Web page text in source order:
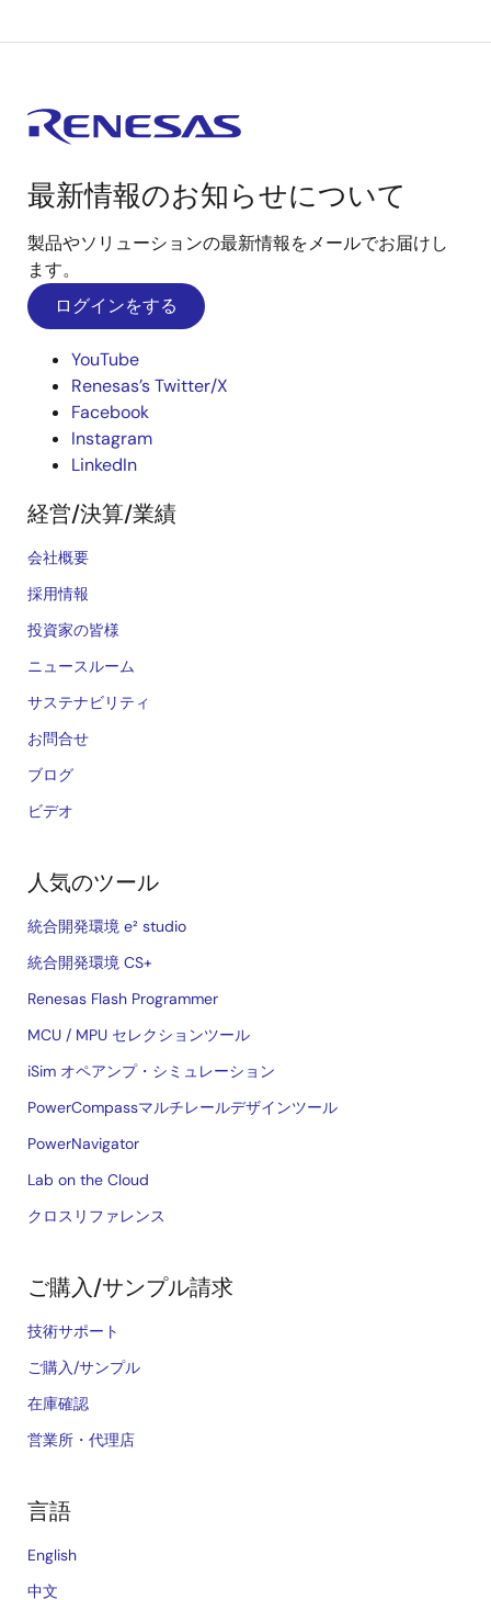
最新情報のお知らせについて
製品やソリューションの最新情報をメールでお届けし
ます。
ログインをする
YouTube
Renesas’s Twitter/X
Facebook
Instagram
LinkedIn
経営/決算/業績
会社概要
採用情報
投資家の皆様
ニュースルーム
サステナビリティ
お問合せ
ブログ
ビデオ
人気のツール
統合開発環境 e² studio
統合開発環境 CS+
Renesas Flash Programmer
MCU / MPU セレクションツール
iSim オペアンプ・シミュレーション
PowerCompassマルチレールデザインツール
PowerNavigator
Lab on the Cloud
クロスリファレンス
ご購入/サンプル請求
技術サポート
ご購入/サンプル
在庫確認
営業所・代理店
言語
English
中文